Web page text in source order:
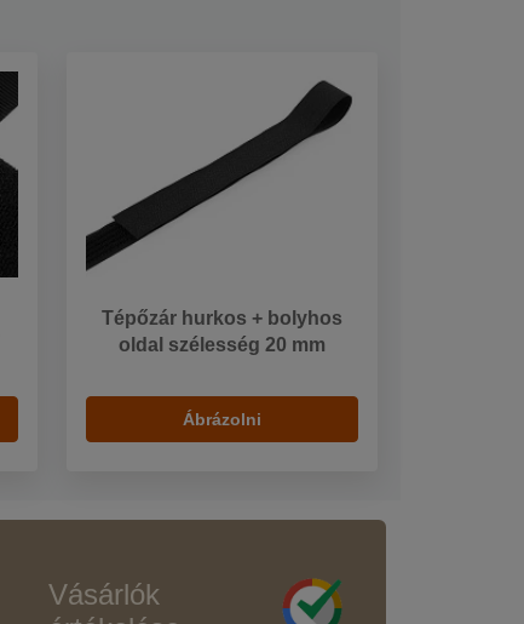
Tépőzár hurkos + bolyhos
oldal szélesség 20 mm
Ábrázolni
Vásárlók